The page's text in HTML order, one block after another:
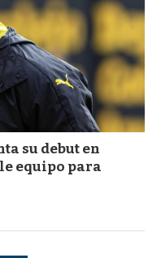
su debut en
equipo para